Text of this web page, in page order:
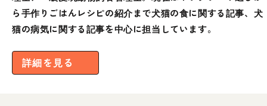
ら手作りごはんレシピの紹介まで犬猫の食に関する記事、犬
猫の病気に関する記事を中心に担当しています。
詳細を見る